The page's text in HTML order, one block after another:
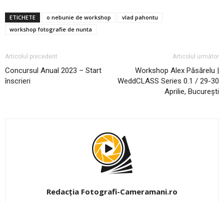
ETICHETE o nebunie de workshop
vlad pahontu
workshop fotografie de nunta
Articolul precedent
Concursul Anual 2023 – Start
înscrieri
Articolul următor
Workshop Alex Păsărelu |
WeddCLASS Series 0.1 / 29-30
Aprilie, București
Redacția Fotografi-Cameramani.ro